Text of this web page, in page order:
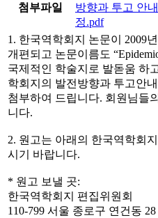
첨부파일
방향과 투고 안
정.pdf
1. 한국역학회지 논문이 2009
개편되고 논문이름도
국제적인 학술지로 발돋움 하
학회지의 발전방향과 투고안
첨부하여 드립니다. 회원님들
니다.
2. 원고는 아래의 한국역학회
시기 바랍니다.
* 원고 보낼 곳:
한국역학회지 편집위원회
110-799 서울 종로구 연건동 28